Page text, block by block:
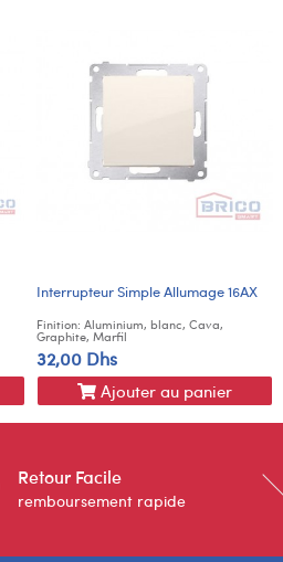
Interrupteur Simple Allumage 16AX
Finition: Aluminium, blanc, Cava,
Graphite, Marfil
32,00 Dhs
Ajouter au panier
Retour Facile
remboursement rapide